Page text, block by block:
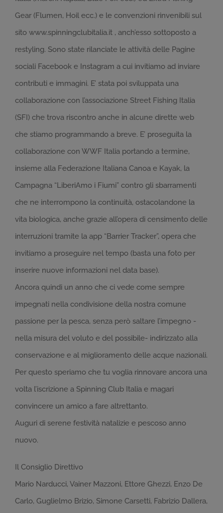
Gear (Flumen, Hoil ecc.) e le convenzioni rinvenibili sul
sito www.spinningclubitalia.it , anch’esso sottoposto a
restyling. Sono state rilanciate le attività delle Pagine
sociali Facebook e Instagram a cui invitiamo ad inviare
contributi e immagini. E’ stata poi sviluppata una
collaborazione con l’associazione Street Fishing Italia
(SFI) che trova riscontro anche in alcune dirette web
che stiamo programmando a breve. E’ proseguita la
collaborazione con WWF Italia portando a termine,
insieme alla Federazione Italiana Canoa e Kayak, la
Campagna “LiberiAmo i Fiumi” contro gli sbarramenti
che ne interrompono la continuità, ostacolandone la
vita biologica, anche grazie all’opera di censimento delle
interruzioni tramite la app “Barrier Tracker”, opera che
invitiamo a proseguire nel tempo (basta una foto per
inserire nuove informazioni nel data base).
Ancora quindi un anno che ci vede come sempre
impegnati nella condivisione della nostra comune
passione per la pesca, senza però saltare l’impegno -
nella misura del voluto e del possibile- indirizzato alla
conservazione e al miglioramento delle acque nazionali.
Per questo speriamo che tu voglia rinnovare ancora una
volta l’iscrizione a Spinning Club Italia e magari
convincere un amico a fare altrettanto.
Auguri di serene festività natalizie e pescoso anno
nuovo.
Il Consiglio Direttivo
Mario Narducci, Vainer Mazzoni, Ettore Ghezzi, Enzo De
Carlo, Guglielmo Brizio, Simone Carsetti, Fabrizio Dallera,